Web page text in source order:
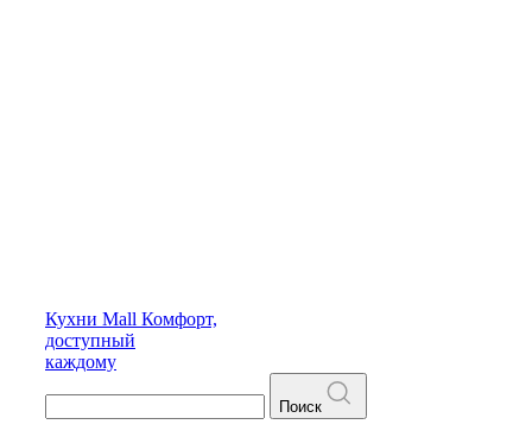
Кухни Mall Комфорт,
доступный
каждому
Поиск